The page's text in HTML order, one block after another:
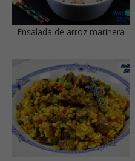
Ensalada de arroz marinera